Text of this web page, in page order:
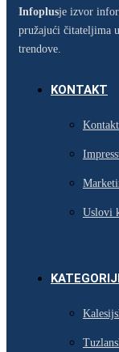
Infoplusje izvor
pružajući čitateljima
trendove.
KONTAKT
Kontakt
Uslovi